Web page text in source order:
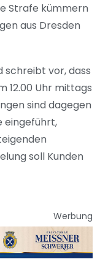
Strafe kümmern
aus Dresden
schreibt vor, dass
12.00 Uhr mittags
sind dagegen
eingeführt,
soll Kunden
Werbung